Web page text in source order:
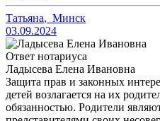
Татьяна, Минск
03.09.2024
Ответ нотариуса
Ладысева Елена Ивановна
Защита прав и законных
детей возлагается на их
обязанностью. Родители